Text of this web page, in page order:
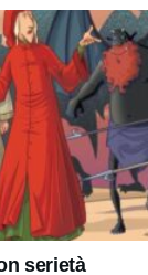
serietà